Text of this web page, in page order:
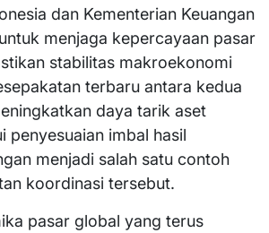
dan Kementerian Keuangan
menjaga kepercayaan pasar
stabilitas makroekonomi
terbaru antara kedua
daya tarik aset
penyesuaian imbal hasil
menjadi salah satu contoh
koordinasi tersebut.
pasar global yang terus